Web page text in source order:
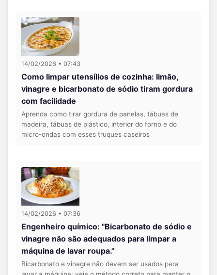
14/02/2026 • 07:43
Como limpar utensílios de cozinha: limão,
vinagre e bicarbonato de sódio tiram gordura
com facilidade
Aprenda como tirar gordura de panelas, tábuas de
madeira, tábuas de plástico, interior do forno e do
micro-ondas com esses truques caseiros
14/02/2026 • 07:36
Engenheiro químico: "Bicarbonato de sódio e
vinagre não são adequados para limpar a
máquina de lavar roupa."
Bicarbonato e vinagre não devem ser usados para